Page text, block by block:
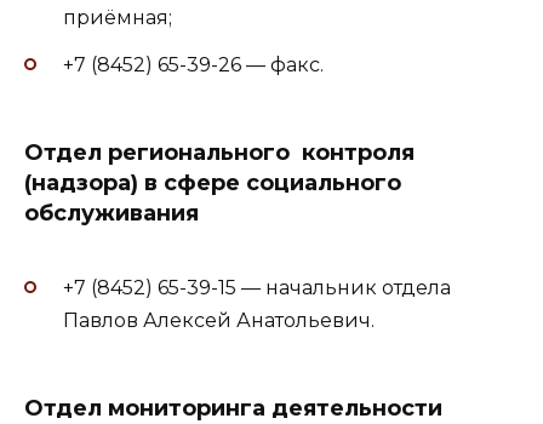
приёмная;
+7 (8452) 65-39-26 — факс.
Отдел регионального контроля
(надзора) в сфере социального
обслуживания
+7 (8452) 65-39-15 — начальник отдела
Павлов Алексей Анатольевич.
Отдел мониторинга деятельности